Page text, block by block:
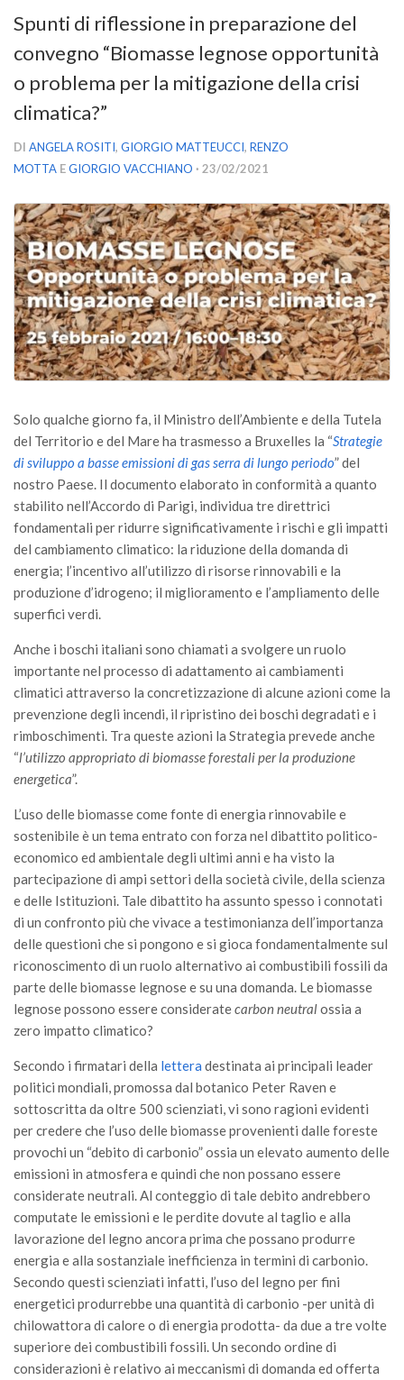
Versamento Quote di Iscrizione
Gruppi di Lavoro
Lista dei Gruppi di Lavoro SISEF
GdL Inquinamento e Foreste
GdL Biodiversità Forestale
GdL Modellistica Forestale
GdL Selvicoltura
GdL Ecologia del Suolo
GdL Pianificazione Forestale
GdL Geomatica Forestale
GdL Filiera del legno
GdL Verde Urbano
GdL Comunicazione Forestale
GdL Foreste, Mitigazione, Adattamento
GdL Infrastrutture, Risorse, Innovazione
GdL Boschi Vetusti
GdL “TreeTalkers”
GdL Boschi Cedui
News
Post Recenti
Ricevi la SISEF Newsletter
Avvisi
Borse di Studio
Comunicati
Congressi
Convegni
Corsi di Aggiornamento
Corsi di Specializzazione
Giornate di Studio
Opportunità di Lavoro
Rassegne
Reports
Simposii
Congressi
Pagina Congressi
Premi SISEF
XV Congresso (Sassari 2026)
XIV Congresso (Padova 2024)
XIII Congresso (Orvieto 2022)
XII Congresso (Palermo 2019)
XI Congresso (Roma 2017)
Spunti di riflessione in preparazione del
convegno “Biomasse legnose opportunità
o problema per la mitigazione della crisi
climatica?”
DI ANGELA ROSITI, GIORGIO MATTEUCCI, RENZO
MOTTA EGIORGIO VACCHIANO · 23/02/2021
Solo qualche giorno fa, il Ministro dell’Ambiente e della Tutela
del Territorio e del Mare ha trasmesso a Bruxelles la “Strategie
di sviluppo a basse emissioni di gas serra di lungo periodo” del
nostro Paese. Il documento elaborato in conformità a quanto
stabilito nell’Accordo di Parigi, individua tre direttrici
fondamentali per ridurre significativamente i rischi e gli impatti
del cambiamento climatico: la riduzione della domanda di
energia; l’incentivo all’utilizzo di risorse rinnovabili e la
produzione d’idrogeno; il miglioramento e l’ampliamento delle
superfici verdi.
Anche i boschi italiani sono chiamati a svolgere un ruolo
importante nel processo di adattamento ai cambiamenti
climatici attraverso la concretizzazione di alcune azioni come la
prevenzione degli incendi, il ripristino dei boschi degradati e i
rimboschimenti. Tra queste azioni la Strategia prevede anche
“l’utilizzo appropriato di biomasse forestali per la produzione
energetica”.
L’uso delle biomasse come fonte di energia rinnovabile e
sostenibile è un tema entrato con forza nel dibattito politico-
economico ed ambientale degli ultimi anni e ha visto la
partecipazione di ampi settori della società civile, della scienza
e delle Istituzioni. Tale dibattito ha assunto spesso i connotati
di un confronto più che vivace a testimonianza dell’importanza
delle questioni che si pongono e si gioca fondamentalmente sul
riconoscimento di un ruolo alternativo ai combustibili fossili da
parte delle biomasse legnose e su una domanda. Le biomasse
legnose possono essere consideratecarbon neutralossia a
zero impatto climatico?
Secondo i firmatari della lettera destinata ai principali leader
politici mondiali, promossa dal botanico Peter Raven e
sottoscritta da oltre 500 scienziati, vi sono ragioni evidenti
per credere che l’uso delle biomasse provenienti dalle foreste
provochi un “debito di carbonio” ossia un elevato aumento delle
emissioni in atmosfera e quindi che non possano essere
considerate neutrali. Al conteggio di tale debito andrebbero
computate le emissioni e le perdite dovute al taglio e alla
lavorazione del legno ancora prima che possano produrre
energia e alla sostanziale inefficienza in termini di carbonio.
Secondo questi scienziati infatti, l’uso del legno per fini
energetici produrrebbe una quantità di carbonio -per unità di
chilowattora di calore o di energia prodotta- da due a tre volte
superiore dei combustibili fossili. Un secondo ordine di
considerazioni è relativo ai meccanismi di domanda ed offerta